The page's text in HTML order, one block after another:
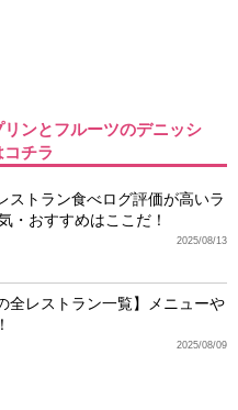
リンとフルーツのデニッシ
チラ
ストラン食べログ評価が高いラ
・おすすめはここだ！
2025/08/13
全レストラン一覧】メニューや
2025/08/09